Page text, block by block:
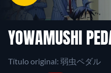
YOWAMUSHI
Título original: 弱虫ペダル